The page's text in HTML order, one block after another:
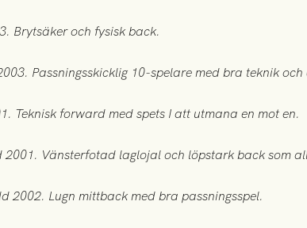
Brytsäker och fysisk back.
Passningsskicklig 10-spelare med bra teknik och
Teknisk forward med spets I att utmana en mot en.
2001. Vänsterfotad laglojal och löpstark back som
2002. Lugn mittback med bra passningsspel.